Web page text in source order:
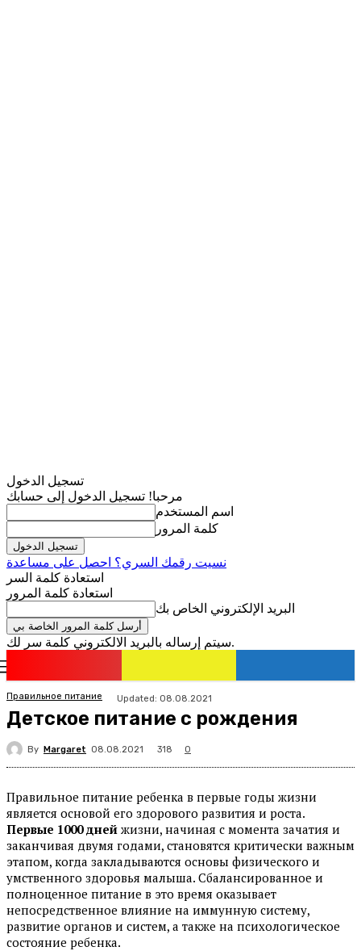
تسجيل الدخول
مرحبا! تسجيل الدخول إلى حسابك
اسم المستخدم
كلمة المرور
نسيت رقمك السري؟ احصل على مساعدة
استعادة كلمة السر
استعادة كلمة المرور
البريد الإلكتروني الخاص بك
سيتم إرساله بالبريد الالكتروني كلمة سر لك.
Правильное питание Updated: 08.08.2021
Детское питание с рождения
By Margaret 08.08.2021 318 0
Правильное питание ребенка в первые годы жизни
является основой его здорового развития и роста.
Первые 1000 дней жизни, начиная с момента зачатия и
заканчивая двумя годами, становятся критически важным
этапом, когда закладываются основы физического и
умственного здоровья малыша. Сбалансированное и
полноценное питание в это время оказывает
непосредственное влияние на иммунную систему,
развитие органов и систем, а также на психологическое
состояние ребенка.